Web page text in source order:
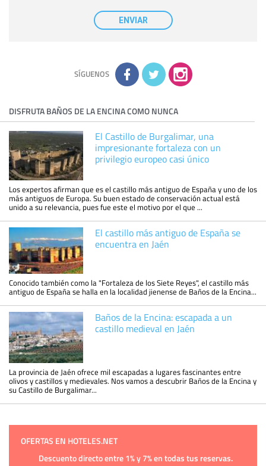
nuestra entidad que esté debidamente autorizado podrá
tener conocimiento de la información que le pedimos. No se
comunicarán datos a terceros.
adicional y detallada sobre cómo tratamos sus datos en la
política de privacidad
ENVIAR
SÍGUENOS
DISFRUTA BAÑOS DE LA ENCINA COMO NUNCA
El Castillo de Burgalimar, una
impresionante fortaleza con un
privilegio europeo casi único
Los expertos afirman que es el castillo más antiguo de España y uno de los
más antiguos de Europa. Su buen estado de conservación actual está
unido a su relevancia, pues fue este el motivo por el que ...
El castillo más antiguo de España se
encuentra en Jaén
Conocido también como la "Fortaleza de los Siete Reyes", el castillo más
antiguo de España se halla en la localidad jienense de Baños de la Encina...
Baños de la Encina: escapada a un
castillo medieval en Jaén
La provincia de Jaén ofrece mil escapadas a lugares fascinantes entre
olivos y castillos y medievales. Nos vamos a descubrir Baños de la Encina y
su Castillo de Burgalimar...
OFERTAS EN HOTELES.NET
Descuento directo entre 1% y 7% en todas tus reservas.